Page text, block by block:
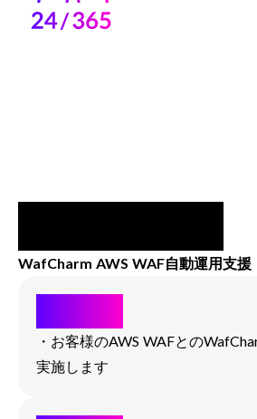
WafCharm AWS WAF自動運用支援
・お客様のAWS WAFとの
実施します